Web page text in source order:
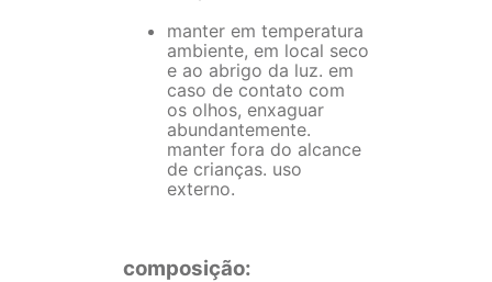
manter em temperatura
ambiente, em local seco
e ao abrigo da luz. em
caso de contato com
os olhos, enxaguar
abundantemente.
manter fora do alcance
de crianças. uso
externo.
composição: